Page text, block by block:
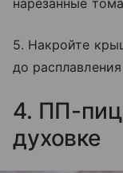
нарезанные
5. Накройте
до
4. ПП-
духовке